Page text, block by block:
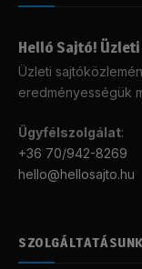
Helló Sajtó!
Üzleti
eredményességük
Ügyfélszolgálat:
+36 70/942-8269
hello@hellosajto.hu
SZOLGÁLTATÁSUNK